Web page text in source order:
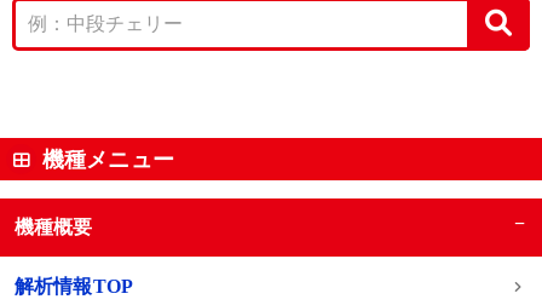
機種メニュー
機種概要 −
解析情報TOP